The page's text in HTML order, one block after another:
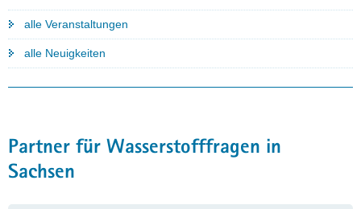
alle Veranstaltungen
alle Neuigkeiten
Partner für Wasserstofffragen in
Sachsen